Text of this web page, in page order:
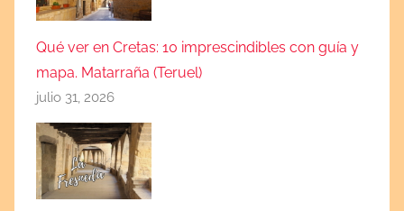
Qué ver en Cretas: 10 imprescindibles con guía y
mapa. Matarraña (Teruel)
julio 31, 2026